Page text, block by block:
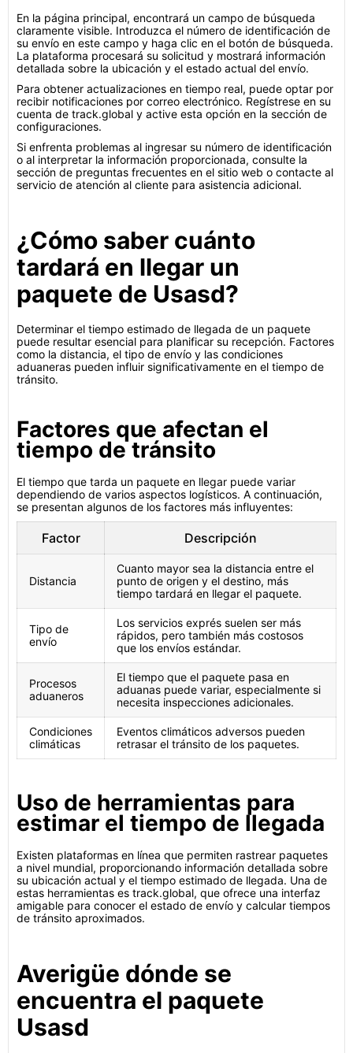
En la página principal, encontrará un campo de búsqueda
claramente visible. Introduzca el número de identificación de
su envío en este campo y haga clic en el botón de búsqueda.
La plataforma procesará su solicitud y mostrará información
detallada sobre la ubicación y el estado actual del envío.
Para obtener actualizaciones en tiempo real, puede optar por
recibir notificaciones por correo electrónico. Regístrese en su
cuenta de track.global y active esta opción en la sección de
configuraciones.
Si enfrenta problemas al ingresar su número de identificación
o al interpretar la información proporcionada, consulte la
sección de preguntas frecuentes en el sitio web o contacte al
servicio de atención al cliente para asistencia adicional.
¿Cómo saber cuánto
tardará en llegar un
paquete de Usasd?
Determinar el tiempo estimado de llegada de un paquete
puede resultar esencial para planificar su recepción. Factores
como la distancia, el tipo de envío y las condiciones
aduaneras pueden influir significativamente en el tiempo de
tránsito.
Factores que afectan el
tiempo de tránsito
El tiempo que tarda un paquete en llegar puede variar
dependiendo de varios aspectos logísticos. A continuación,
se presentan algunos de los factores más influyentes:
Factor Descripción
Distancia
Cuanto mayor sea la distancia entre el
punto de origen y el destino, más
tiempo tardará en llegar el paquete.
Tipo de
envío
Los servicios exprés suelen ser más
rápidos, pero también más costosos
que los envíos estándar.
Procesos
aduaneros
El tiempo que el paquete pasa en
aduanas puede variar, especialmente si
necesita inspecciones adicionales.
Condiciones
climáticas
Eventos climáticos adversos pueden
retrasar el tránsito de los paquetes.
Uso de herramientas para
estimar el tiempo de llegada
Existen plataformas en línea que permiten rastrear paquetes
a nivel mundial, proporcionando información detallada sobre
su ubicación actual y el tiempo estimado de llegada. Una de
estas herramientas es track.global, que ofrece una interfaz
amigable para conocer el estado de envío y calcular tiempos
de tránsito aproximados.
Averigüe dónde se
encuentra el paquete
Usasd